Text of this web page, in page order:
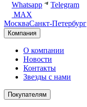
Whatsapp
Telegram
MAX
МоскваСанкт-Петербург
Компания
О компании
Новости
Контакты
Звезды с нами
Покупателям